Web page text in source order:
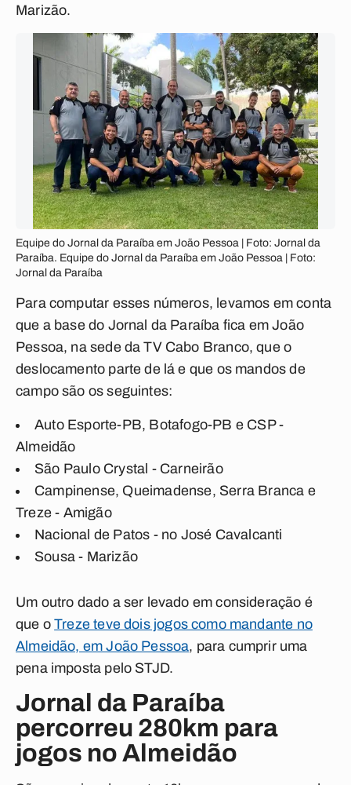
Marizão.
Equipe do Jornal da Paraíba em João Pessoa | Foto: Jornal da
Paraíba. Equipe do Jornal da Paraíba em João Pessoa | Foto:
Jornal da Paraíba
Para computar esses números, levamos em conta
que a base do Jornal da Paraíba fica em João
Pessoa, na sede da TV Cabo Branco, que o
deslocamento parte de lá e que os mandos de
campo são os seguintes:
Auto Esporte-PB, Botafogo-PB e CSP -
Almeidão
São Paulo Crystal - Carneirão
Campinense, Queimadense, Serra Branca e
Treze - Amigão
Nacional de Patos - no José Cavalcanti
Sousa - Marizão
Um outro dado a ser levado em consideração é
que oTreze teve dois jogos como mandante no
Almeidão, em João Pessoa, para cumprir uma
pena imposta pelo STJD.
Jornal da Paraíba
percorreu 280km para
jogos no Almeidão